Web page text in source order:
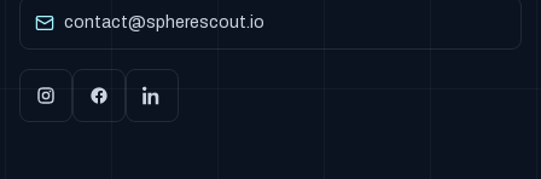
contact@spherescout.io